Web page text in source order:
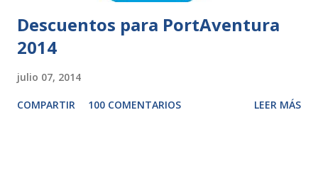
Descuentos para PortAventura
2014
julio 07, 2014
COMPARTIR 100 COMENTARIOS LEER MÁS